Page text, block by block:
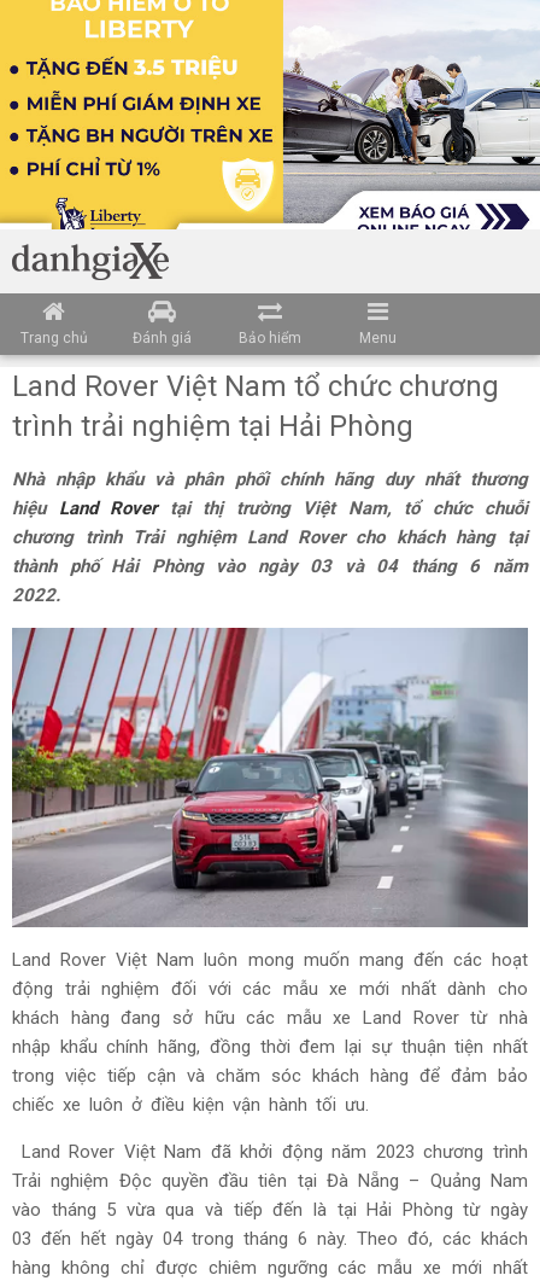
Trang chủ Đánh giá Bảo hiểm Menu
Land Rover Việt Nam tổ chức chương
trình trải nghiệm tại Hải Phòng
Nhà nhập khẩu và phân phối chính hãng duy nhất thương
hiệu Land Rovertại thị trường Việt Nam, tổ chức chuỗi
chương trình Trải nghiệm Land Rover cho khách hàng tại
thành phố Hải Phòng vào ngày 03 và 04 tháng 6 năm
2022.
Land Rover Việt Nam luôn mong muốn mang đến các hoạt
động trải nghiệm đối với các mẫu xe mới nhất dành cho
khách hàng đang sở hữu các mẫu xe Land Rover từ nhà
nhập khẩu chính hãng, đồng thời đem lại sự thuận tiện nhất
trong việc tiếp cận và chăm sóc khách hàng để đảm bảo
chiếc xe luôn ở điều kiện vận hành tối ưu.
Land Rover Việt Nam đã khởi động năm 2023 chương trình
Trải nghiệm Độc quyền đầu tiên tại Đà Nẵng – Quảng Nam
vào tháng 5 vừa qua và tiếp đến là tại Hải Phòng từ ngày
03 đến hết ngày 04 trong tháng 6 này. Theo đó, các khách
hàng không chỉ được chiêm ngưỡng các mẫu xe mới nhất